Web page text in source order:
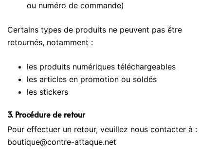
ou numéro de commande)
Certains types de produits ne peuvent pas être
retournés, notamment :
les produits numériques téléchargeables
les articles en promotion ou soldés
les stickers
3. Procédure de retour
Pour effectuer un retour, veuillez nous contacter à :
boutique@contre-attaque.net